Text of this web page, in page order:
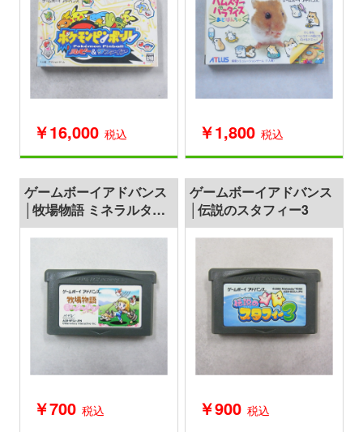
￥16,000 税込 ￥1,800 税込
ゲームボーイアドバンス
│牧場物語 ミネラルタウ
ンのなかまたち forガー
￥700 税込
ゲームボーイアドバンス
│伝説のスタフィー3
￥900 税込